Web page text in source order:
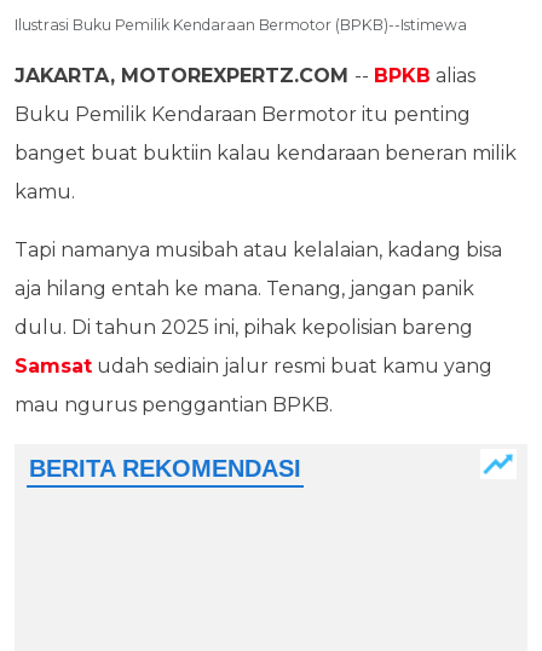
Ilustrasi Buku Pemilik Kendaraan Bermotor (BPKB)--Istimewa
JAKARTA, MOTOREXPERTZ.COM -- BPKB alias
Buku Pemilik Kendaraan Bermotor itu penting
banget buat buktiin kalau kendaraan beneran milik
kamu.
Tapi namanya musibah atau kelalaian, kadang bisa
aja hilang entah ke mana. Tenang, jangan panik
dulu. Di tahun 2025 ini, pihak kepolisian bareng
Samsat udah sediain jalur resmi buat kamu yang
mau ngurus penggantian BPKB.